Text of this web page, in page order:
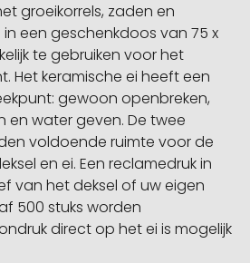
groeikorrels, zaden en
een geschenkdoos van 75 x
te gebruiken voor het
Het keramische ei heeft een
gewoon openbreken,
en water geven. De twee
voldoende ruimte voor de
en ei. Een reclamedruk in
van het deksel of uw eigen
500 stuks worden
direct op het ei is mogelijk